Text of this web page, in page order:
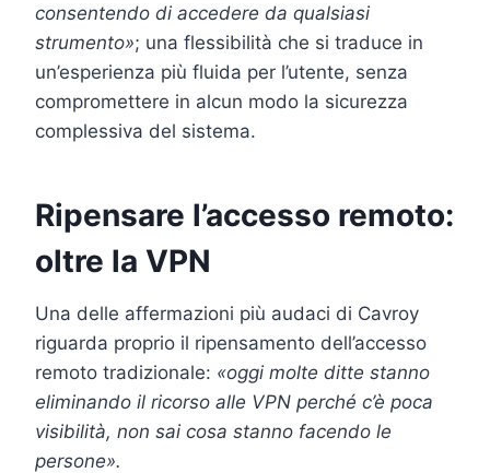
consentendo di accedere da qualsiasi
strumento»; una flessibilità che si traduce in
un’esperienza più fluida per l’utente, senza
compromettere in alcun modo la sicurezza
complessiva del sistema.
Ripensare l’accesso remoto:
oltre la VPN
Una delle affermazioni più audaci di Cavroy
riguarda proprio il ripensamento dell’accesso
remoto tradizionale: «oggi molte ditte stanno
eliminando il ricorso alle VPN perché c’è poca
visibilità, non sai cosa stanno facendo le
persone».